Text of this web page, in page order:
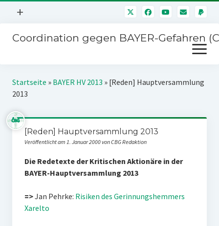
Menü
+
Mitmachen
Über uns
Kontakt
Impressum
Coordination gegen BAYER-Gefahren
Menü
öffnen
Kampagnen
Stichwort BAYER
Jahrestagung
SPENDEN
Startseite » BAYER HV 2013 » [Reden] Hauptversammlung
2013
[Reden] Hauptversammlung 2013
Veröffentlicht am 1. Januar 2000 von CBG Redaktion
Die Redetexte der Kritischen Aktionäre in der
BAYER-Hauptversammlung 2013
=>Jan Pehrke: Risiken des Gerinnungshemmers
Xarelto